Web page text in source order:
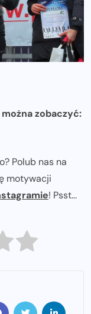
można zobaczyć:
Polub nas na
motywacji
! Psst...